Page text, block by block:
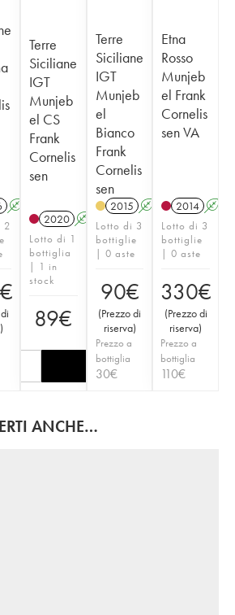
A
2
€
)
Terre
Siciliane
IGT
Munjeb
el CS
Frank
Cornelis
sen
2020 A
Lotto di 1
bottiglia
| 1 in
stock
89€
Terre
Siciliane
IGT
Munjeb
el
Bianco
Frank
Cornelis
sen
2015 A
Lotto di 3
bottiglie
| 0 aste
90€
(Prezzo di
riserva)
Prezzo a
bottiglia
30€
Etna
Rosso
Munjeb
el Frank
Cornelis
sen VA
2014 A
Lotto di 3
bottiglie
| 0 aste
330€
(Prezzo di
riserva)
Prezzo a
bottiglia
110€
ANCHE…